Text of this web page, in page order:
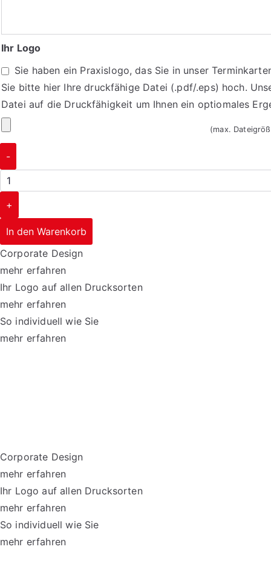
Praxisdaten/
Öffnungszeiten
ein
Ihr Logo
Sie haben ein Praxislogo, das Sie in unser
Sie bitte hier Ihre druckfähige Datei (.pdf/.eps) hoch.
Datei auf die Druckfähigkeit um Ihnen ein optiomales
Logo
(max.
-
1063
+
In den Warenkorb
Corporate Design
mehr erfahren
Ihr Logo auf allen Drucksorten
mehr erfahren
So individuell wie Sie
mehr erfahren
Corporate Design
mehr erfahren
Ihr Logo auf allen Drucksorten
mehr erfahren
So individuell wie Sie
mehr erfahren